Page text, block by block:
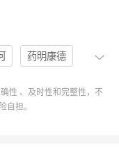
药明康德
PE 营收
性 、及时性和完整性，不
自担。